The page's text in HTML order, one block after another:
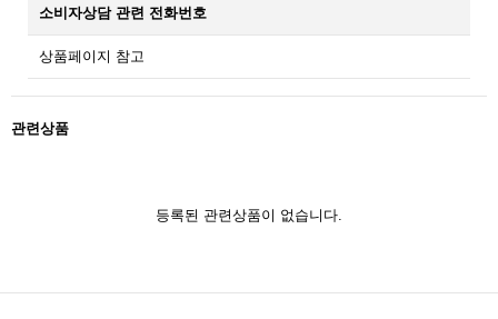
소비자상담 관련 전화번호
상품페이지 참고
관련상품
등록된 관련상품이 없습니다.